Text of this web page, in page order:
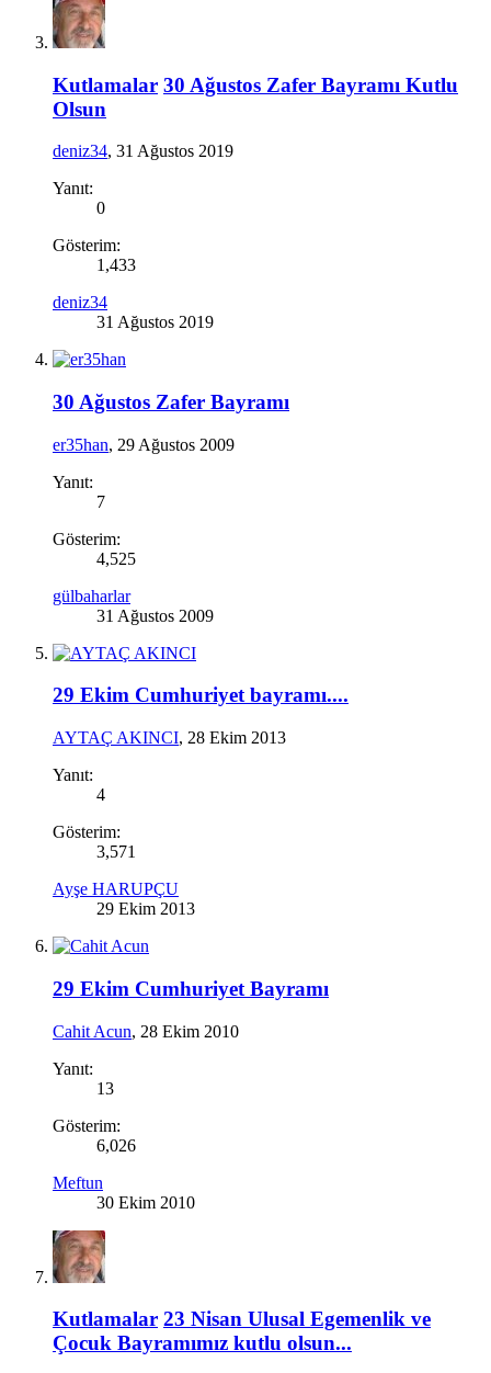
Kutlamalar 30 Ağustos Zafer Bayramı Kutlu
Olsun
deniz34, 31 Ağustos 2019
Yanıt:
0
Gösterim:
1,433
deniz34
31 Ağustos 2019
30 Ağustos Zafer Bayramı
er35han, 29 Ağustos 2009
Yanıt:
7
Gösterim:
4,525
gülbaharlar
31 Ağustos 2009
29 Ekim Cumhuriyet bayramı....
AYTAÇ AKINCI, 28 Ekim 2013
Yanıt:
4
Gösterim:
3,571
Ayşe HARUPÇU
29 Ekim 2013
29 Ekim Cumhuriyet Bayramı
Cahit Acun, 28 Ekim 2010
Yanıt:
13
Gösterim:
6,026
Meftun
30 Ekim 2010
Kutlamalar 23 Nisan Ulusal Egemenlik ve
Çocuk Bayramımız kutlu olsun...